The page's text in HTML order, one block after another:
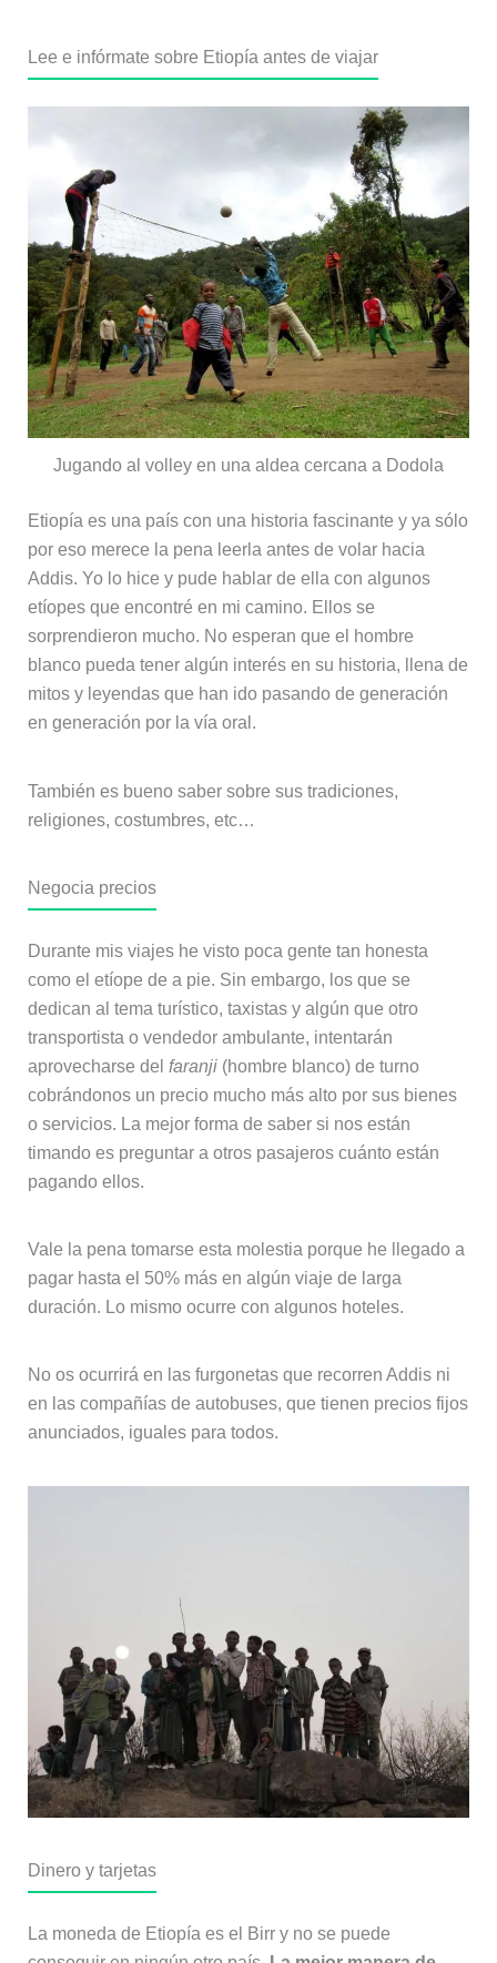
Lee e infórmate sobre Etiopía antes de viajar
Jugando al volley en una aldea cercana a Dodola
Etiopía es una país con una historia fascinante y ya sólo
por eso merece la pena leerla antes de volar hacia
Addis. Yo lo hice y pude hablar de ella con algunos
etíopes que encontré en mi camino. Ellos se
sorprendieron mucho. No esperan que el hombre
blanco pueda tener algún interés en su historia, llena de
mitos y leyendas que han ido pasando de generación
en generación por la vía oral.
También es bueno saber sobre sus tradiciones,
religiones, costumbres, etc…
Negocia precios
Durante mis viajes he visto poca gente tan honesta
como el etíope de a pie. Sin embargo, los que se
dedican al tema turístico, taxistas y algún que otro
transportista o vendedor ambulante, intentarán
aprovecharse del faranji(hombre blanco) de turno
cobrándonos un precio mucho más alto por sus bienes
o servicios. La mejor forma de saber si nos están
timando es preguntar a otros pasajeros cuánto están
pagando ellos.
Vale la pena tomarse esta molestia porque he llegado a
pagar hasta el 50% más en algún viaje de larga
duración. Lo mismo ocurre con algunos hoteles.
No os ocurrirá en las furgonetas que recorren Addis ni
en las compañías de autobuses, que tienen precios fijos
anunciados, iguales para todos.
Dinero y tarjetas
La moneda de Etiopía es el Birr y no se puede